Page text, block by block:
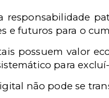
responsabilidade
e futuros para o
possuem valor
para
não pode se